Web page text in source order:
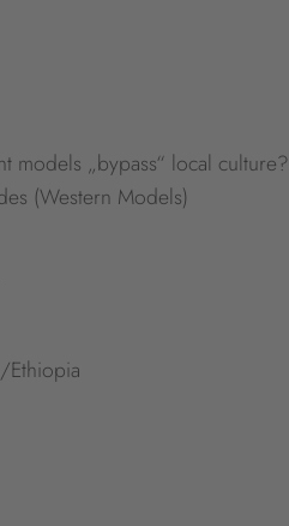
models „bypass“ local culture?
(Western Models)
Ethiopia